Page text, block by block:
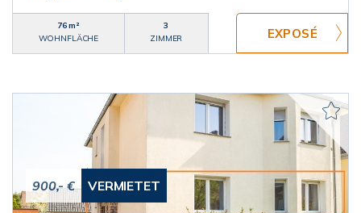
76 m²
WOHNFLÄCHE
3
ZIMMER
900,- € VERMIETET